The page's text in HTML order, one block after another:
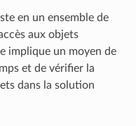
en un ensemble de
aux objets
implique un moyen de
et de vérifier la
dans la solution